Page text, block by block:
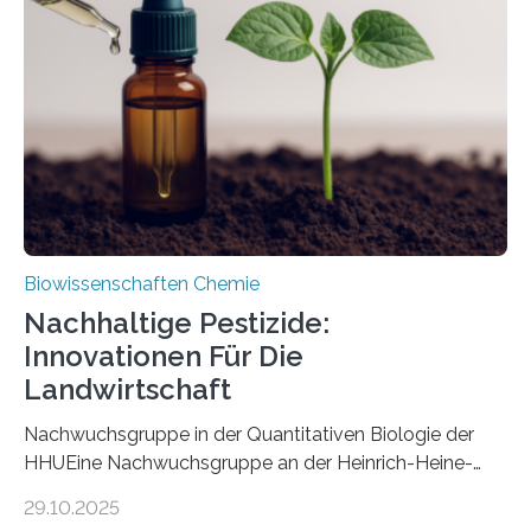
Art einer neuen Gattung beschrieben werden und trägt
nun den Namen Cretosabethes primaevus. Dieser erste
fossile Nachweis einer Stechmückenlarve in Bernstein
stellt gleichzeitig den ersten Fossilfund einer
Mückenlarve aus dem Mesozoikum dar, denn…
Biowissenschaften Chemie
Nachhaltige Pestizide:
Innovationen Für Die
Landwirtschaft
Nachwuchsgruppe in der Quantitativen Biologie der
HHUEine Nachwuchsgruppe an der Heinrich-Heine-
fünf Jahren erforschen, wie Bakterien auf
29.10.2025